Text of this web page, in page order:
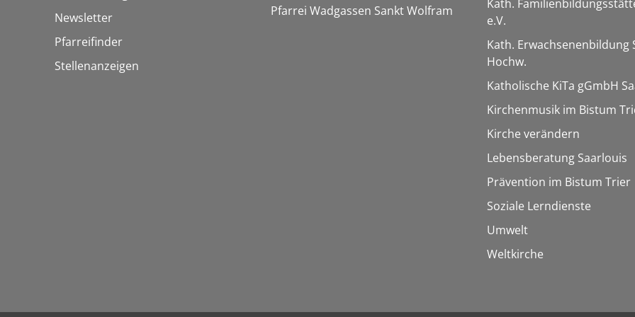
Newsletter
Pfarreifinder
Stellenanzeigen
Pfarrei Wadgassen Sankt Wolfram
Kath.
e.V.
Kath. Erwachsenenbildung
Hochw.
Katholische KiTa gGmbH
Kirchenmusik im Bistum
Kirche verändern
Lebensberatung Saarlouis
Prävention im Bistum Trier
Soziale Lerndienste
Umwelt
Weltkirche